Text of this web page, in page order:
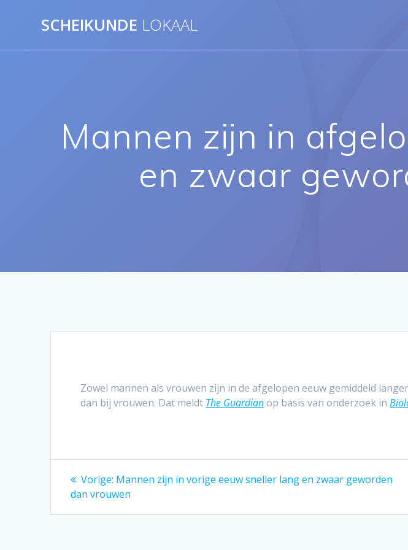
inhoud
SCHEIKUNDE LOKAAL
Mannen zijn in
en zwaar
Zowel mannen als vrouwen zijn in de afgelopen eeuw gemiddeld
dan bij vrouwen. Dat meldt The Guardianop basis van onderzoek in
Bericht
navigatie
Vorige: Vorig
bericht:
Mannen zijn in vorige eeuw sneller lang en zwaar geworden
dan vrouwen